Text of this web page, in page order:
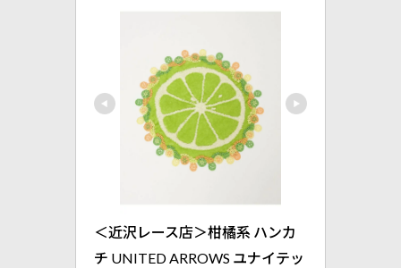
＜近沢レース店＞柑橘系 ハンカ
チ UNITED ARROWS ユナイテッ